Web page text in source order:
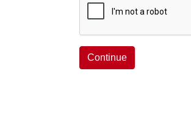
Continue